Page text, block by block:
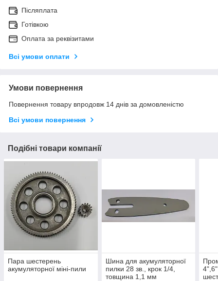
Післяплата
Готівкою
Оплата за реквізитами
Всі умови оплати
Умови повернення
Повернення товару впродовж 14 днів за домовленістю
Всі умови повернення
Подібні товари компанії
Пара шестерень
акумуляторної міні-пили
Шина для акумуляторної
пилки 28 зв., крок 1/4,
товщина 1,1 мм